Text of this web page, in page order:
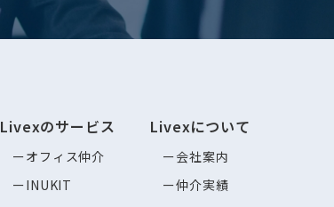
Livexのサービス
オフィス仲介
INUKIT
Livexについて
会社案内
仲介実績